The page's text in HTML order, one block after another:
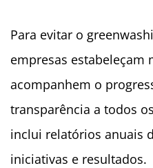
Para evitar o
empresas estabeleçam
acompanhem o
transparência a todos
inclui relatórios anuais
iniciativas e resultados.